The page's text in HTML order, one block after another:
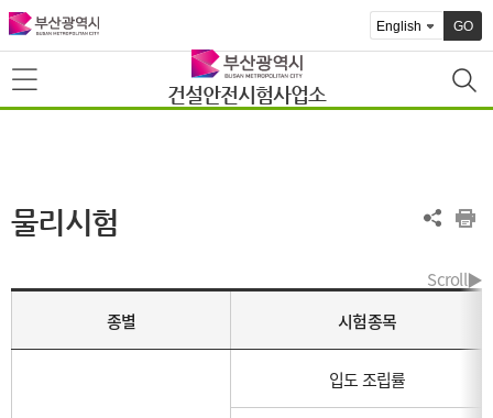
GO
건설안전시험사업소
물리시험
종별 시험종목
입도 조립률